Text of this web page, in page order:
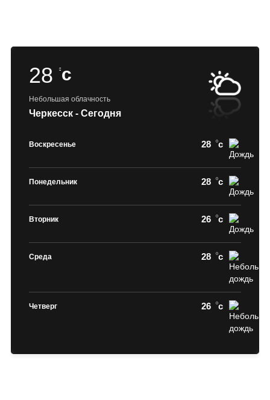
28 c
Небольшая облачность
Черкесск - Сегодня
Воскресенье 28 c
Понедельник 28 c
Вторник 26 c
Среда 28 c
Четверг 26 c